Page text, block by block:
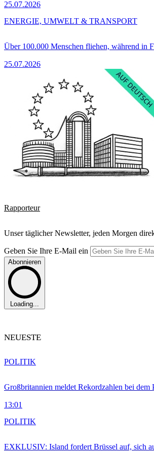
25.07.2026
Über 100.000 Menschen fliehen, während in
25.07.2026
ENERGIE, UMWELT & TRANSPORT
Rapporteur
Unser täglicher Newsletter, jeden Morgen
Geben Sie Ihre E-Mail ein
Abonnieren
Loading...
NEUESTE
Großbritannien meldet Rekordzahlen bei
13:01
POLITIK
EXKLUSIV: Island fordert Brüssel auf, sich
POLITIK